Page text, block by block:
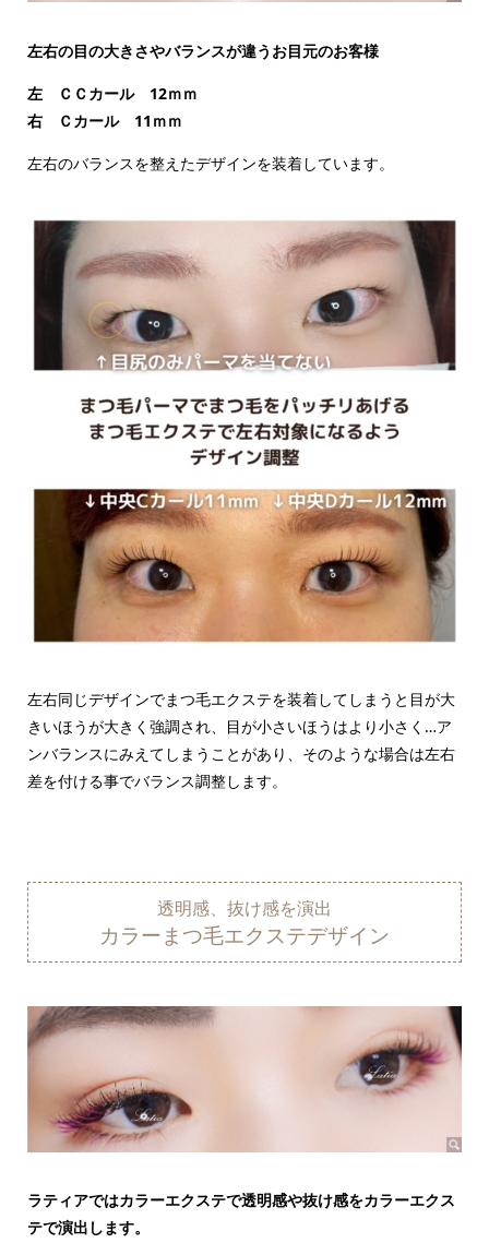
左右の目の大きさやバランスが違うお目元のお客様
左 ＣＣカール 12ｍｍ
右 Ｃカール 11ｍｍ
左右のバランスを整えたデザインを装着しています。
左右同じデザインでまつ毛エクステを装着してしまうと目が大
きいほうが大きく強調され、目が小さいほうはより小さく…ア
ンバランスにみえてしまうことがあり、そのような場合は左右
差を付ける事でバランス調整します。
透明感、抜け感を演出
カラーまつ毛エクステデザイン
ラティアではカラーエクステで透明感や抜け感をカラーエクス
テで演出します。